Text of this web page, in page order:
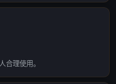
合理使用。